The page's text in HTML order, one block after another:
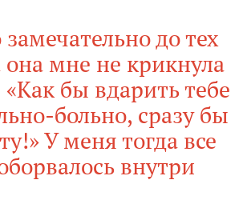
до тех
она мне не крикнула
бы вдарить тебе
больно, сразу бы
У меня тогда все
внутри